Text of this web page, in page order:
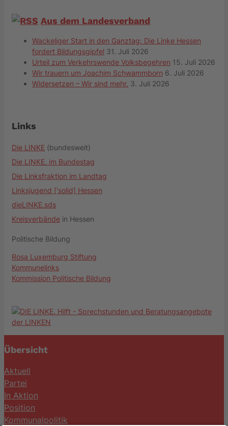
Aus dem Landesverband
Wackeliger Start in den Ganztag: Die Linke Hessen
fordert Bildungsgipfel 31. Juli 2026
Urteil zum Verkehrswende Volksbegehren 15. Juli 2026
Wir trauern um Joachim Schwammborn 6. Juli 2026
Widersetzen – Wir sind mehr. 3. Juli 2026
Links
Die LINKE (bundesweit)
Die LINKE. im Bundestag
Die Linksfraktion im Landtag
Linksjugend ['solid] Hessen
dieLINKE.sds
Kreisverbände in Hessen
Politische Bildung
Rosa Luxemburg Stiftung
Kommunelinks
Kommission Politische Bildung
Übersicht
Aktuell
Partei
In Aktion
Position
Kommunalpolitik